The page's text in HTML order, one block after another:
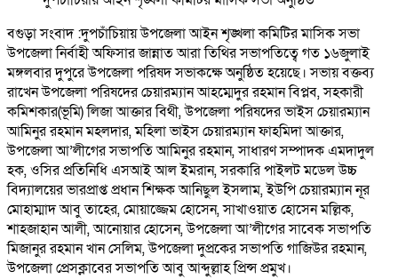
বগুড়া সংবাদ :দুপচাঁচিয়ায় উপজেলা আইন শৃঙ্খলা কমিটির মাসিক সভা
উপজেলা নির্বাহী অফিসার জান্নাত আরা তিথির সভাপতিত্বে গত ১৬জুলাই
মঙ্গলবার দুপুরে উপজেলা পরিষদ সভাকক্ষে অনুষ্ঠিত হয়েছে। সভায় বক্তব্য
রাখেন উপজেলা পরিষদের চেয়ারম্যান আহম্মেদুর রহমান বিপ্লব, সহকারী
কমিশকার(ভূমি) লিজা আক্তার বিথী, উপজেলা পরিষদের ভাইস চেয়ারম্যান
আমিনুর রহমান মহলদার, মহিলা ভাইস চেয়ারম্যান ফাহমিদা আক্তার,
উপজেলা আ’লীগের সভাপতি আমিনুর রহমান, সাধারণ সম্পাদক এমদাদুল
হক, ওসির প্রতিনিধি এসআই আল ইমরান, সরকারি পাইলট মডেল উচ্চ
বিদ্যালয়ের ভারপ্রাপ্ত প্রধান শিক্ষক আনিছুল ইসলাম, ইউপি চেয়ারম্যান নূর
মোহাম্মাদ আবু তাহের, মোয়াজ্জেম হোসেন, সাখাওয়াত হোসেন মল্লিক,
শাহজাহান আলী, আনোয়ার হোসেন, উপজেলা আ’লীগের সাবেক সভাপতি
মিজানুর রহমান খান সেলিম, উপজেলা দুপ্রকের সভাপতি গাজিউর রহমান,
উপজেলা প্রেসক্লাবের সভাপতি আবু আব্দুল্লাহ প্রিন্স প্রমুখ।